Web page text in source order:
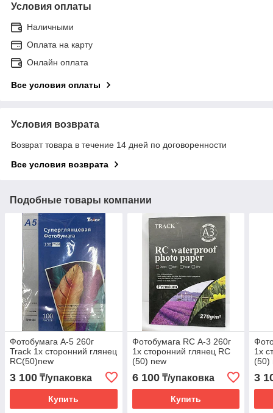
Условия оплаты
Наличными
Оплата на карту
Онлайн оплата
Все условия оплаты
Условия возврата
Возврат товара в течение 14 дней по договоренности
Все условия возврата
Подобные товары компании
Фотобумага А-5 260г
Track 1х сторонний глянец
RC(50)new
3 100 ₸/упаковка
Купить
Фотобумага RC А-3 260г
1х сторонний глянец RC
(50) new
6 100₸/упаковка
Купить
1х
(50)
3